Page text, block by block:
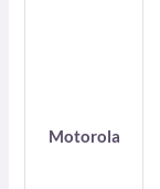
Motorola